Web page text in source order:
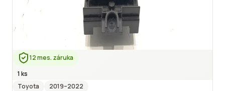
12 mes. záruka
1 ks
Toyota
2019–2022